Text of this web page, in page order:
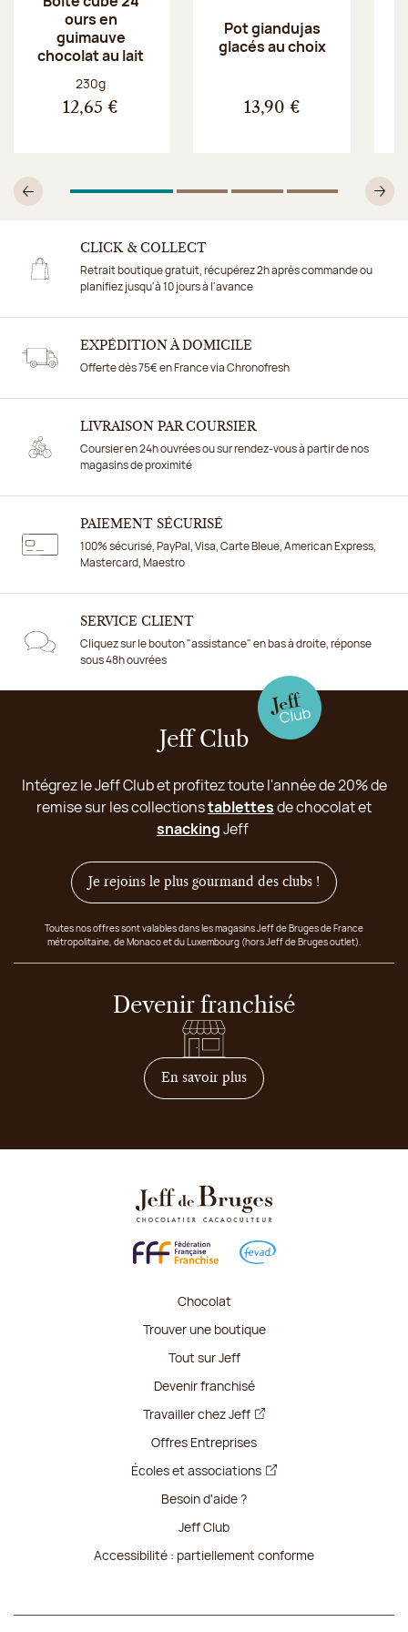
ours en
guimauve
chocolat au lait
Poids net :
230g
12,65 €
Pot giandujas
glacés au choix
13,90 €
Précédent
1Sur 4 2Sur 4
3Sur 4
4Sur 4
CLICK & COLLECT
Retrait boutique gratuit, récupérez 2h après commande ou
planifiez jusqu'à 10 jours à l'avance
EXPÉDITION À DOMICILE
Offerte dès 75€ en France via Chronofresh
LIVRAISON PAR COURSIER
Coursier en 24h ouvrées ou sur rendez-vous à partir de nos
magasins de proximité
PAIEMENT SÉCURISÉ
100% sécurisé, PayPal, Visa, Carte Bleue, American Express,
Mastercard, Maestro
SERVICE CLIENT
Cliquez sur le bouton "assistance" en bas à droite, réponse
sous 48h ouvrées
Jeff Club
Intégrez le Jeff Club et profitez toute l'année de 20% de
remise sur les collectionstablettesde chocolat et
snackingJeff
Je rejoins le plus gourmand des clubs !
Toutes nos offres sont valables dans les magasins Jeff de Bruges de France
métropolitaine, de Monaco et du Luxembourg (hors Jeff de Bruges outlet).
Devenir franchisé
En savoir plussur comment devenir
Chocolat
Trouver une boutique
Tout sur Jeff
Devenir franchisé
Travailler chez Jeff
Offres Entreprises
Écoles et associations
Besoin d'aide ?
Jeff Club
Accessibilité : partiellement conforme